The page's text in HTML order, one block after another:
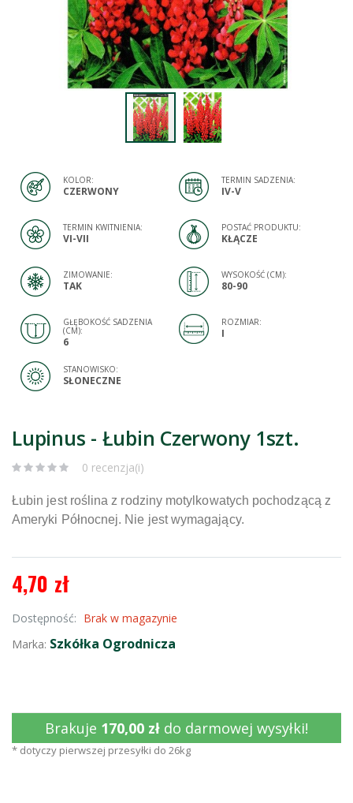
KOLOR:
CZERWONY
TERMIN SADZENIA:
IV-V
TERMIN KWITNIENIA:
VI-VII
POSTAĆ PRODUKTU:
KŁĄCZE
ZIMOWANIE:
TAK
WYSOKOŚĆ (CM):
80-90
GŁĘBOKOŚĆ SADZENIA
(CM):
6
ROZMIAR:
I
STANOWISKO:
SŁONECZNE
Lupinus - Łubin Czerwony 1szt.
0 recenzja(i)
Łubin jest roślina z rodziny motylkowatych pochodzącą z
Ameryki Północnej. Nie jest wymagający.
4,70 zł
Dostępność: Brak w magazynie
Marka: Szkółka Ogrodnicza
Brakuje 170,00 zł do darmowej wysyłki!
* dotyczy pierwszej przesyłki do 26kg